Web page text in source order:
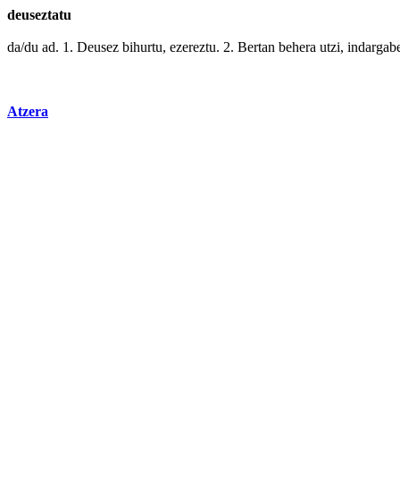
deuseztatu
da/du ad. 1. Deusez bihurtu, ezereztu. 2. Bertan behera utzi,
Atzera